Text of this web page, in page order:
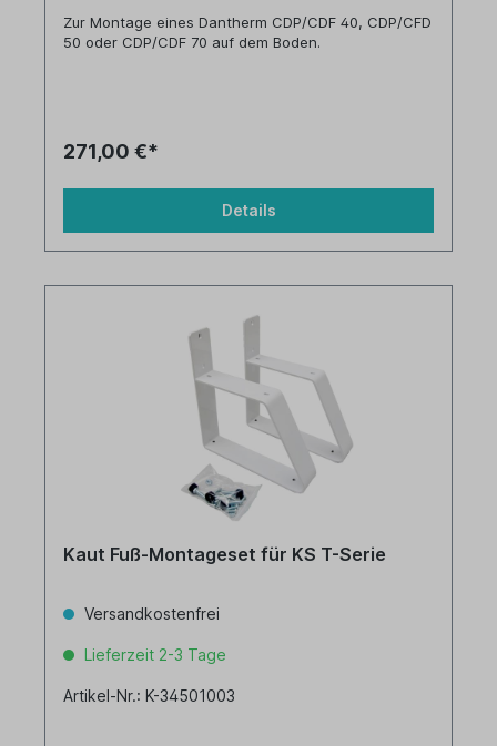
Zur Montage eines Dantherm CDP/CDF 40, CDP/CFD
50 oder CDP/CDF 70 auf dem Boden.
271,00 €*
Details
Kaut Fuß-Montageset für KS T-Serie
Versandkostenfrei
Lieferzeit 2-3 Tage
Artikel-Nr.: K-34501003